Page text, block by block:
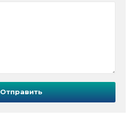
Отправить